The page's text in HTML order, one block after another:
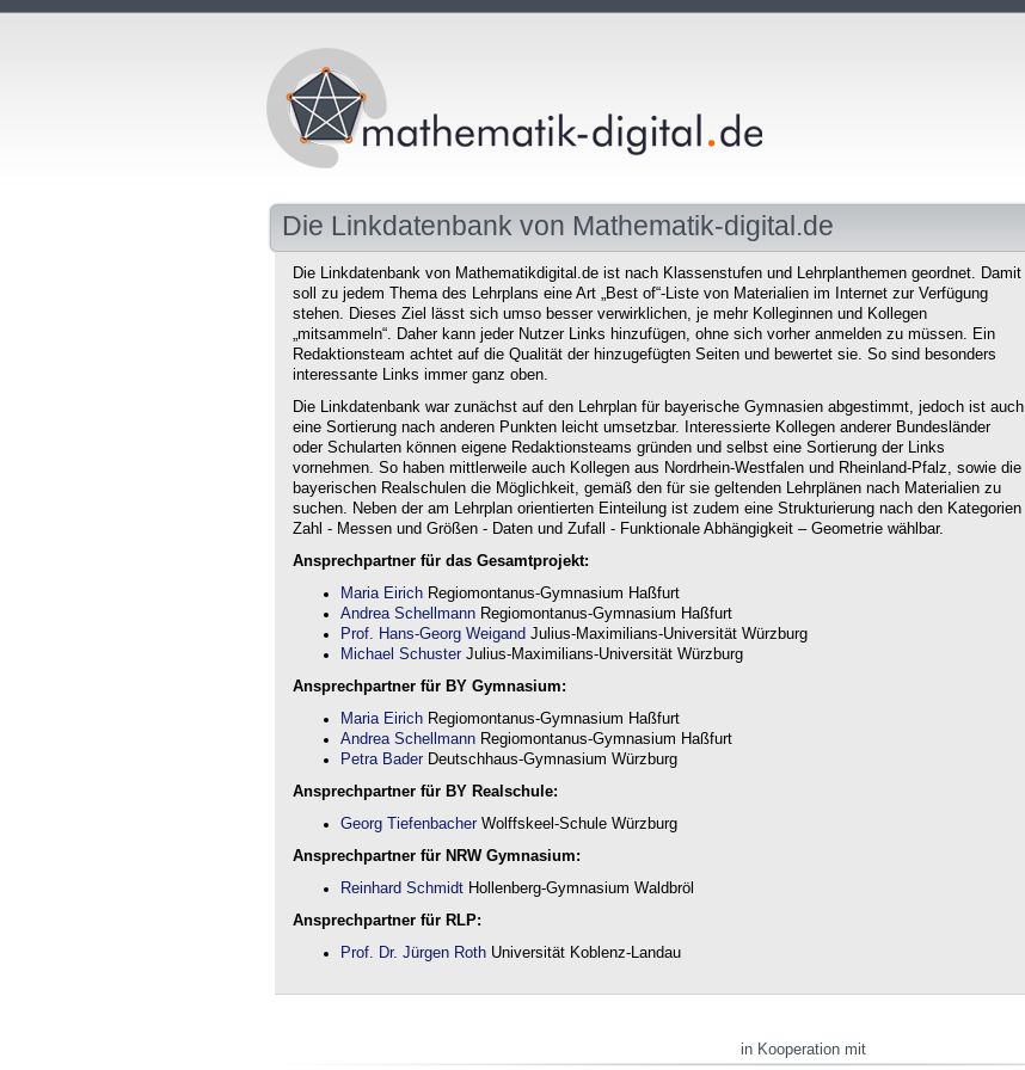
Die Linkdatenbank von Mathematik-digital.de
Die Linkdatenbank von Mathematikdigital.de ist nach Klassenstufen und Lehrplanthemen geordnet. Damit
soll zu jedem Thema des Lehrplans eine Art „Best of“-Liste von Materialien im Internet zur Verfügung
stehen. Dieses Ziel lässt sich umso besser verwirklichen, je mehr Kolleginnen und Kollegen
„mitsammeln“. Daher kann jeder Nutzer Links hinzufügen, ohne sich vorher anmelden zu müssen. Ein
Redaktionsteam achtet auf die Qualität der hinzugefügten Seiten und bewertet sie. So sind besonders
interessante Links immer ganz oben.
Die Linkdatenbank war zunächst auf den Lehrplan für bayerische Gymnasien abgestimmt, jedoch ist auch
eine Sortierung nach anderen Punkten leicht umsetzbar. Interessierte Kollegen anderer Bundesländer
oder Schularten können eigene Redaktionsteams gründen und selbst eine Sortierung der Links
vornehmen. So haben mittlerweile auch Kollegen aus Nordrhein-Westfalen und Rheinland-Pfalz, sowie die
bayerischen Realschulen die Möglichkeit, gemäß den für sie geltenden Lehrplänen nach Materialien zu
suchen. Neben der am Lehrplan orientierten Einteilung ist zudem eine Strukturierung nach den Kategorien
Zahl - Messen und Größen - Daten und Zufall - Funktionale Abhängigkeit – Geometrie wählbar.
Ansprechpartner für das Gesamtprojekt:
Maria Eirich Regiomontanus-Gymnasium Haßfurt
Andrea Schellmann Regiomontanus-Gymnasium Haßfurt
Prof. Hans-Georg Weigand Julius-Maximilians-Universität Würzburg
Michael Schuster Julius-Maximilians-Universität Würzburg
Ansprechpartner für BY Gymnasium:
Maria Eirich Regiomontanus-Gymnasium Haßfurt
Andrea Schellmann Regiomontanus-Gymnasium Haßfurt
Petra Bader Deutschhaus-Gymnasium Würzburg
Ansprechpartner für BY Realschule:
Georg Tiefenbacher Wolffskeel-Schule Würzburg
Ansprechpartner für NRW Gymnasium:
Reinhard Schmidt Hollenberg-Gymnasium Waldbröl
Ansprechpartner für RLP:
Prof. Dr. Jürgen Roth Universität Koblenz-Landau
in Kooperation mit